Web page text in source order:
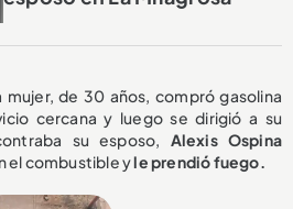
mujer, de 30 años, compró gasolina
cercana y luego se dirigió a su
su esposo, Alexis Ospina
el combustible yle prendió fuego.